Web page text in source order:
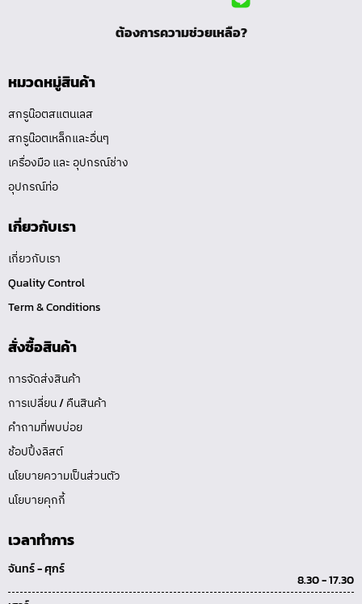
ต้องการความช่วยเหลือ?
หมวดหมู่สินค้า
สกรูน๊อตสแตนเลส
สกรูน๊อตเหล็กและอื่นๆ
เครื่องมือ และ อุปกรณ์ช่าง
อุปกรณ์ท่อ
เกี่ยวกับเรา
เกี่ยวกับเรา
Quality Control
Term & Conditions
สั่งซื้อสินค้า
การจัดส่งสินค้า
การเปลี่ยน / คืนสินค้า
คำถามที่พบบ่อย
ช้อปปิ้งลิสต์
นโยบายความเป็นส่วนตัว
นโยบายคุกกี้
เวลาทำการ
จันทร์ - ศุกร์
8.30 - 17.30